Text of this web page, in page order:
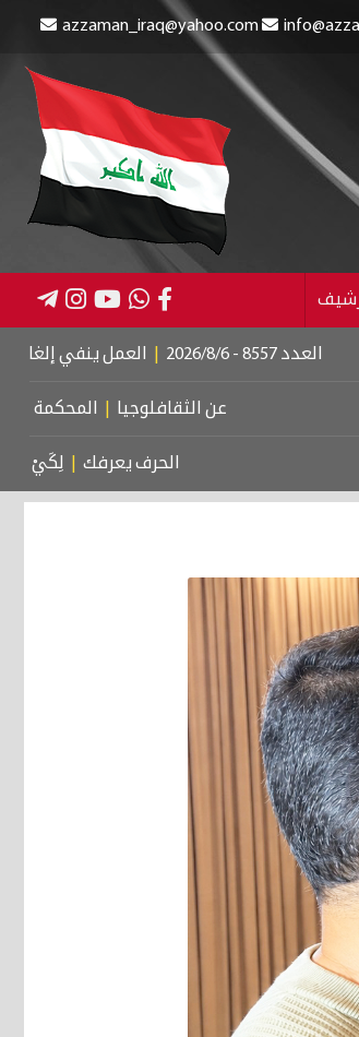
azzaman_iraq@yahoo.com
| العمل ينفي إلغاء الإعانة عن
عن الثقافلوجيا | المحكمة الجنائية
الحرف يعرفك | لِكَيْ أُبَالِغَ فِي